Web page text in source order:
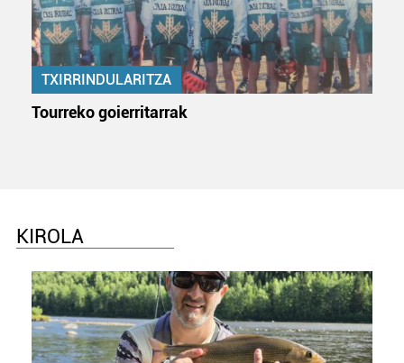
TXIRRINDULARITZA
Tourreko goierritarrak
KIROLA